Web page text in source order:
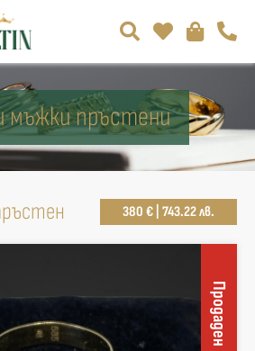
мъжки пръстени
380 € | 743.22 лв.
Продаден